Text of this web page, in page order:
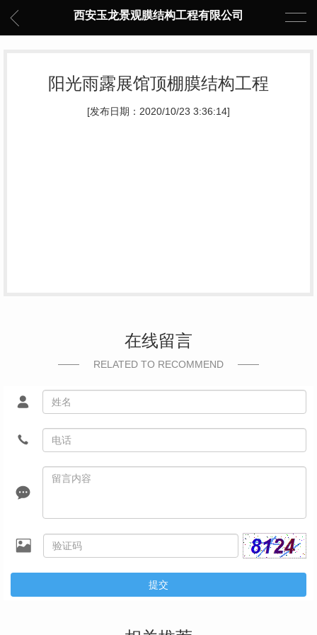
西安玉龙景观膜结构工程有限公司
阳光雨露展馆顶棚膜结构工程
[发布日期：2020/10/23 3:36:14]
在线留言
RELATED TO RECOMMEND
提交